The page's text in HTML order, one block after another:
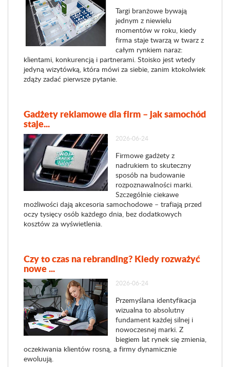
Targi branżowe bywają
jednym z niewielu
momentów w roku, kiedy
firma staje twarzą w twarz z
całym rynkiem naraz:
klientami, konkurencją i partnerami. Stoisko jest wtedy
jedyną wizytówką, która mówi za siebie, zanim ktokolwiek
zdąży zadać pierwsze pytanie.
Gadżety reklamowe dla firm – jak samochód
staje...
2026-06-24
Firmowe gadżety z
nadrukiem to skuteczny
sposób na budowanie
rozpoznawalności marki.
Szczególnie ciekawe
możliwości dają akcesoria samochodowe – trafiają przed
oczy tysięcy osób każdego dnia, bez dodatkowych
kosztów za wyświetlenia.
Czy to czas na rebranding? Kiedy rozważyć
nowe ...
2026-06-24
Przemyślana identyfikacja
wizualna to absolutny
fundament każdej silnej i
nowoczesnej marki. Z
biegiem lat rynek się zmienia,
oczekiwania klientów rosną, a firmy dynamicznie
ewoluują.